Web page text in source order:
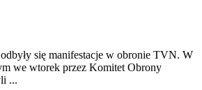
się manifestacje w obronie TVN. W
we wtorek przez Komitet Obrony
...